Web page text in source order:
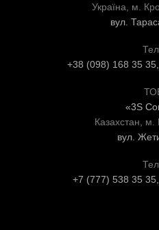
Україна, м.
вул.
+38 (098) 168 35
«3S
Казахстан, м.
вул.
+7 (777) 538 35